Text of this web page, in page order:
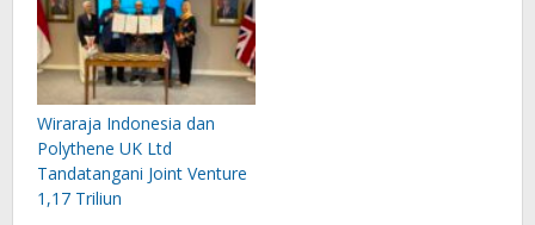
Wiraraja Indonesia dan
Polythene UK Ltd
Tandatangani Joint Venture
1,17 Triliun